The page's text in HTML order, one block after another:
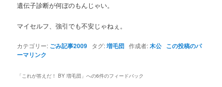
遺伝子診断が何ぼのもんじゃい。
マイセルフ、強引でも不安じゃねぇ。
カテゴリー: ごみ記事2009 タグ:増毛団 作成者:木公 この投稿のパ
ーマリンク
「これが答えだ！ BY 増毛団 」への6件のフィードバック